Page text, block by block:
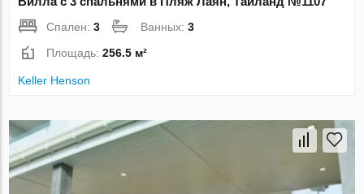
Спален:3 Ванных:3
Площадь:256.5 м²
Keller Henson